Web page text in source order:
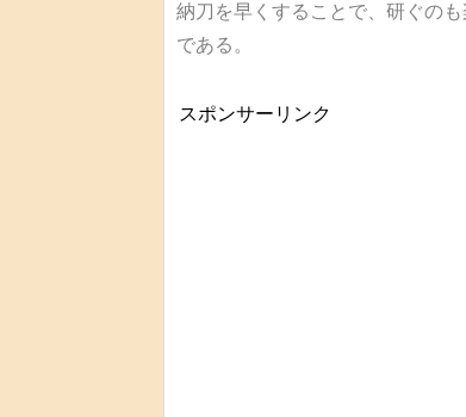
納刀を早くすることで、研ぐの
である。
スポンサーリンク